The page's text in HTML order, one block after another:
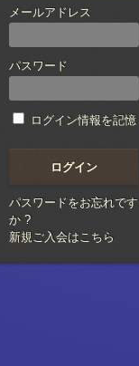
メールアドレス
パスワード
ログイン情報を記憶
パスワードをお忘れです
か ?
新規ご入会はこちら